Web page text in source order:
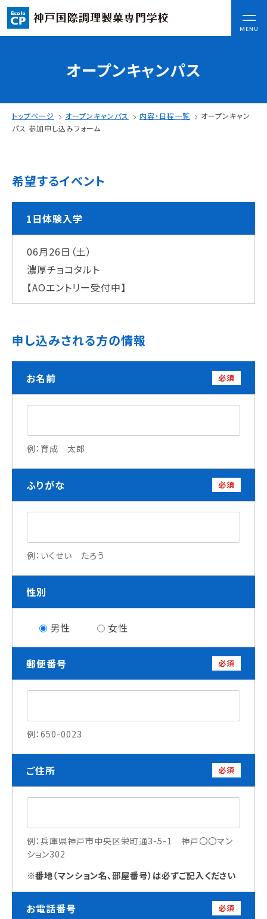
MENU
CLOSE
ここから始まる私の未来
日本全国から集まる学生たち
AO入試
指定校推薦入試
一般入試
学校案内
学校法人 育成学園の歩み
理事長メッセージ
本校独自の学費サポート制度
学費サポート
住まいサポート
調理学科
製菓学科
資格・就職
インターンシップ
活躍する卒業生
学校の特長
チャレンジプログラム
フォローアップレッスン
サマーチャレンジ実習
Eラーニング
海外研修
施設・設備紹介
先生紹介
キャンパスライフ
学生カフェ営業インフォメーション
コックコート紹介
訪問者別
高校生の方へ
社会人・大学生・短大生の方へ
卒業生の方へ・
各種証明書の申請について
オープンキャンパス
トップページ オープンキャンパス 内容・日程一覧
オープンキャン
パス 参加申し込みフォーム
希望するイベント
1日体験入学
06月26日（土）
濃厚チョコタルト
【AOエントリー受付中】
申し込みされる方の情報
お名前 必須
例：育成 太郎
ふりがな 必須
例：いくせい たろう
性別
男性 女性
郵便番号 必須
例：650-0023
ご住所 必須
例：兵庫県神戸市中央区栄町通3-5-1 神戸〇〇マン
ション302
番地（マンション名、部屋番号）は必ずご記入ください
お電話番号 必須